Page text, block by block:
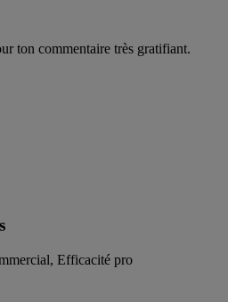
ton commentaire très gratifiant.
Efficacité pro